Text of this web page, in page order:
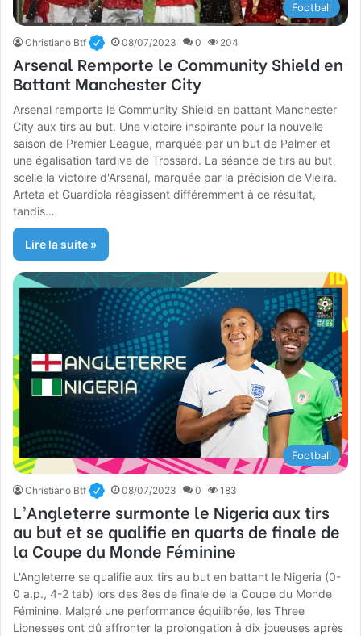
Football
Christiano Btf 08/07/2023 0 204
Arsenal Remporte le Community Shield en
Battant Manchester City
Arsenal remporte le Community Shield en battant Manchester
City aux tirs au but. Une victoire inspirante pour la nouvelle
saison de Premier League, marquée par un but de Palmer et
une égalisation tardive de Trossard. La séance de tirs au but
scelle la victoire d'Arsenal, marquée par la précision de Vieira.
Arteta et Guardiola réagissent différemment à ce résultat,
tandis…
Lire la suite »
Football
Christiano Btf 08/07/2023 0 183
L’Angleterre surmonte le Nigeria aux tirs
au but et se qualifie en quarts de finale de
la Coupe du Monde Féminine
L'Angleterre se qualifie aux tirs au but en battant le Nigeria (0-
0 a.p., 4-2 tab) lors des 8es de finale de la Coupe du Monde
Féminine. Malgré une performance équilibrée, les Three
Lionesses ont dû affronter la prolongation à dix joueuses après